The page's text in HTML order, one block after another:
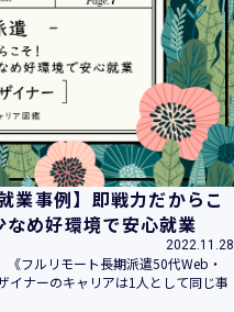
といいます。）が取得する
下の情報をいいます。
業事例】即戦力だからこ
め好環境で安心就業
2022.11.28
フルリモート長期派遣50代Web・
イナーのキャリアは1人として同じ事